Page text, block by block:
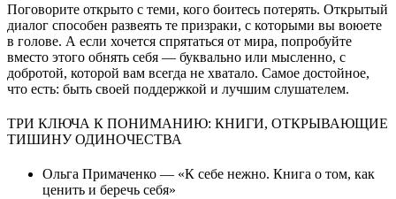
Поговорите открыто с теми, кого боитесь потерять. Открытый
диалог способен развеять те призраки, с которыми вы воюете
в голове. А если хочется спрятаться от мира, попробуйте
вместо этого обнять себя — буквально или мысленно, с
добротой, которой вам всегда не хватало. Самое достойное,
что есть: быть своей поддержкой и лучшим слушателем.
ТРИ КЛЮЧА К ПОНИМАНИЮ: КНИГИ, ОТКРЫВАЮЩИЕ
ТИШИНУ ОДИНОЧЕСТВА
Ольга Примаченко — «К себе нежно. Книга о том, как
ценить и беречь себя»